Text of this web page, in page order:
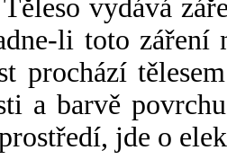
Těleso vydává
li toto záření
prochází
a barvě
jde o